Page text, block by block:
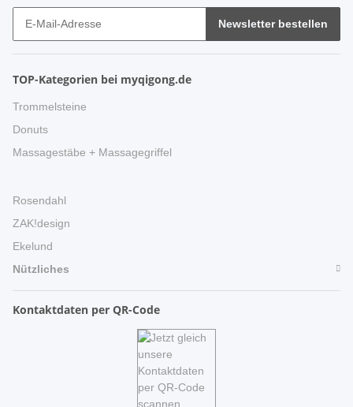
Newsletter bestellen
TOP-Kategorien bei myqigong.de
Trommelsteine
Donuts
Massagestäbe + Massagegriffel
Rosendahl
ZAK!design
Ekelund
Nützliches
Kontaktdaten per QR-Code